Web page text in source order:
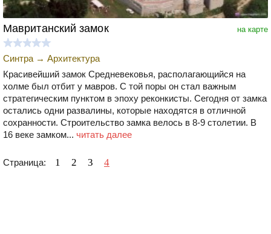
на карте
Мавританский замок
Синтра → Архитектура
Красивейший замок Средневековья, располагающийся на
холме был отбит у мавров. С той поры он стал важным
стратегическим пунктом в эпоху реконкисты. Сегодня от замка
остались одни развалины, которые находятся в отличной
сохранности. Строительство замка велось в 8-9 столетии. В
16 веке замком... читать далее
Страница: 1 2 3 4